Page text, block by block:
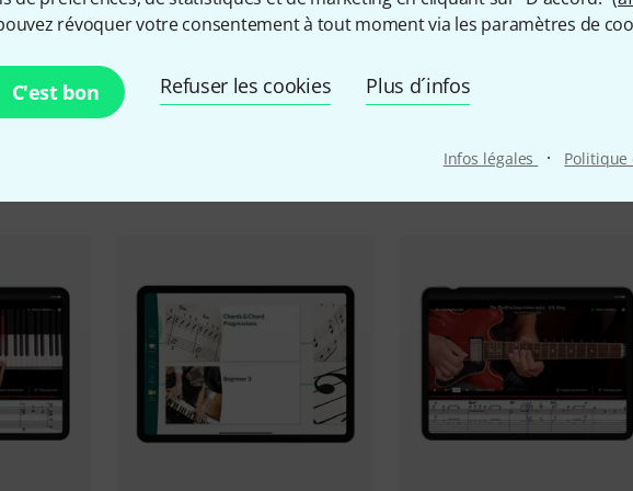
révoquer votre consentement à tout moment via les paramètres de
C'est bon Refuser les cookies Plus d´infos
Infos légales ·
Comparez les alternatives